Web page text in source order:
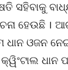
ସହିବାକୁ
ହେଉଛି ।
ଧାନ ଓଜନ
ଧାନ